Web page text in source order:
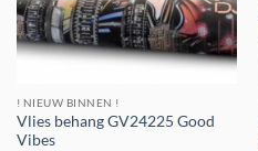
! NIEUW BINNEN !
Vlies behang GV24225 Good
Vibes